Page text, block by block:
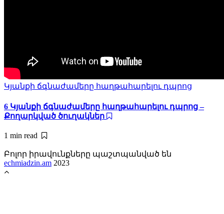
Կյանքի ճգնաժամերը հաղթահարելու դպրոց
6 Կյանքի ճգնաժամերը հաղթահարելու դպրոց –
Քողարկված ծուղակներ
1 min read
Բոլոր իրավունքները պաշտպանված են
echmiadzin.am 2023